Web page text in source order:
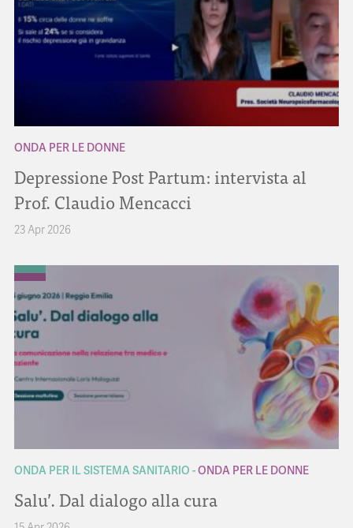
ONDA PER LE DONNE
Depressione Post Partum: intervista al
Prof. Claudio Mencacci
23 Apr 2026
ONDA PER IL SISTEMA SANITARIO ONDA PER LE DONNE
Salu’. Dal dialogo alla cura